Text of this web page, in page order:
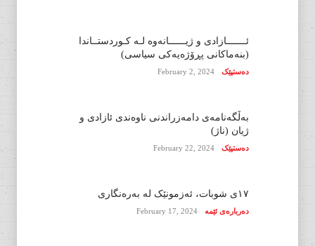
ئـــــــازادی و ژیــــــانەوە لـە کـوردستــاندا
(بنەماکانی پڕۆژەیەکی سیاسی)
دەستپێک February 2, 2024
بەڵگەنامەی دامەزراندنی ناوەندی ئازادی و
ژیان (ناژ)
دەستپێک February 22, 2024
١٧ی شوبات، ئەزمونێک لە بەرەنگاری
دەربارەی ئێمە February 17, 2024